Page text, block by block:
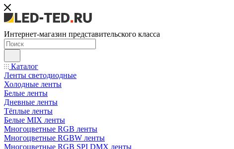
Интернет-магазин представительского класса
Каталог
Ленты светодиодные
Холодные ленты
Белые ленты
Дневные ленты
Тёплые ленты
Белые MIX ленты
Многоцветные RGB ленты
Многоцветные RGBW ленты
Многоцветные RGB SPI DMX ленты